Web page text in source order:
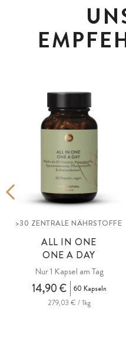
>30 ZENTRALE NÄHRSTOFFE
ALL IN ONE
ONE A DAY
Nur 1 Kapsel am Tag
14,90 €
60 Kapseln
279,03 € / 1kg